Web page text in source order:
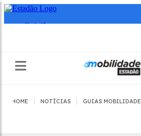
HOME NOTÍCIAS GUIAS MOBILIDADE